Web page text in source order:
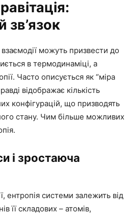
зв’язок
можуть призвести до
в термодинаміці, а
Часто описується як “міра
відображає кількість
конфігурацій, що призводять
стану. Чим більше можливих
і зростаюча
ентропія системи залежить від
її складових – атомів,